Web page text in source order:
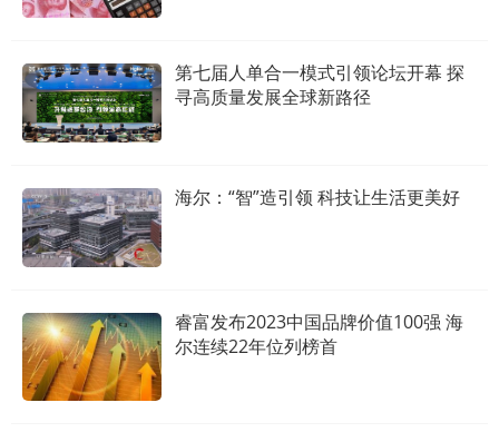
第七届人单合一模式引领论坛开幕 探
寻高质量发展全球新路径
海尔：“智”造引领 科技让生活更美好
睿富发布2023中国品牌价值100强 海
尔连续22年位列榜首